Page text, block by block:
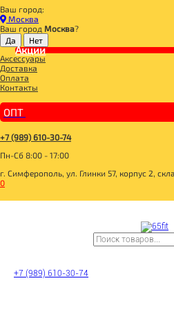
Ваш город:
Москва
Ваш город Москва?
Акции
Аксессуары
Доставка
Оплата
Контакты
ОПТ
+7 (989) 610-30-74
Пн-Сб 8:00 - 17:00
г. Симферополь, ул. Глинки 57, корпус 2,
0
+7 (989) 610-30-74
Главная
BOMBBAR, CHIKALAB, SNAQ FABRIQ
__20 SKU 2+1 с 07.05.-31.05.26
АКЦИЯ 2+1**_BOMBBAR Батончик